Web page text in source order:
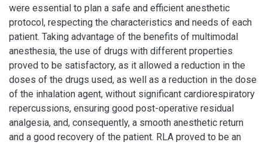
were essential to plan a safe and efficient anesthetic
protocol, respecting the characteristics and needs of each
patient. Taking advantage of the benefits of multimodal
anesthesia, the use of drugs with different properties
proved to be satisfactory, as it allowed a reduction in the
doses of the drugs used, as well as a reduction in the dose
of the inhalation agent, without significant cardiorespiratory
repercussions, ensuring good post-operative residual
analgesia, and, consequently, a smooth anesthetic return
and a good recovery of the patient. RLA proved to be an